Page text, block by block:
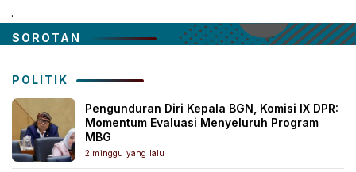
.
SOROTAN
POLITIK
Pengunduran Diri Kepala BGN, Komisi IX DPR:
Momentum Evaluasi Menyeluruh Program
MBG
2 minggu yang lalu